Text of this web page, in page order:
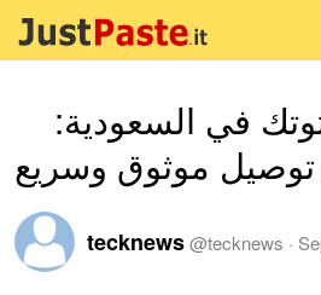
في السعودية:
tecknews@tecknews ·